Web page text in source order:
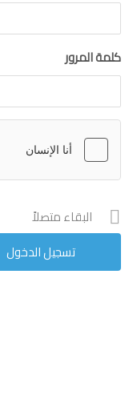
كلمة المرور
البقاء متصلاً